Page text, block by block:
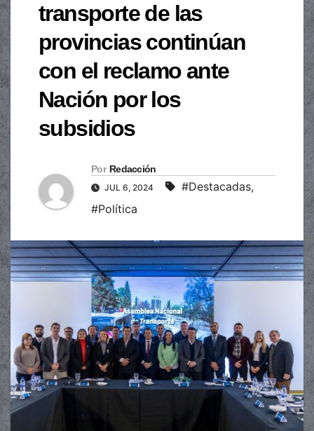
transporte de las
provincias continúan
con el reclamo ante
Nación por los
subsidios
Por Redacción
JUL 6, 2024 #Destacadas,
#Política